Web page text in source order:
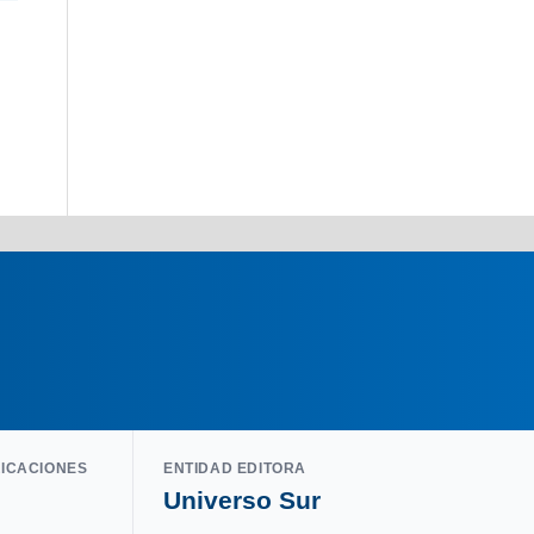
ENTIDAD EDITORA
Universo Sur